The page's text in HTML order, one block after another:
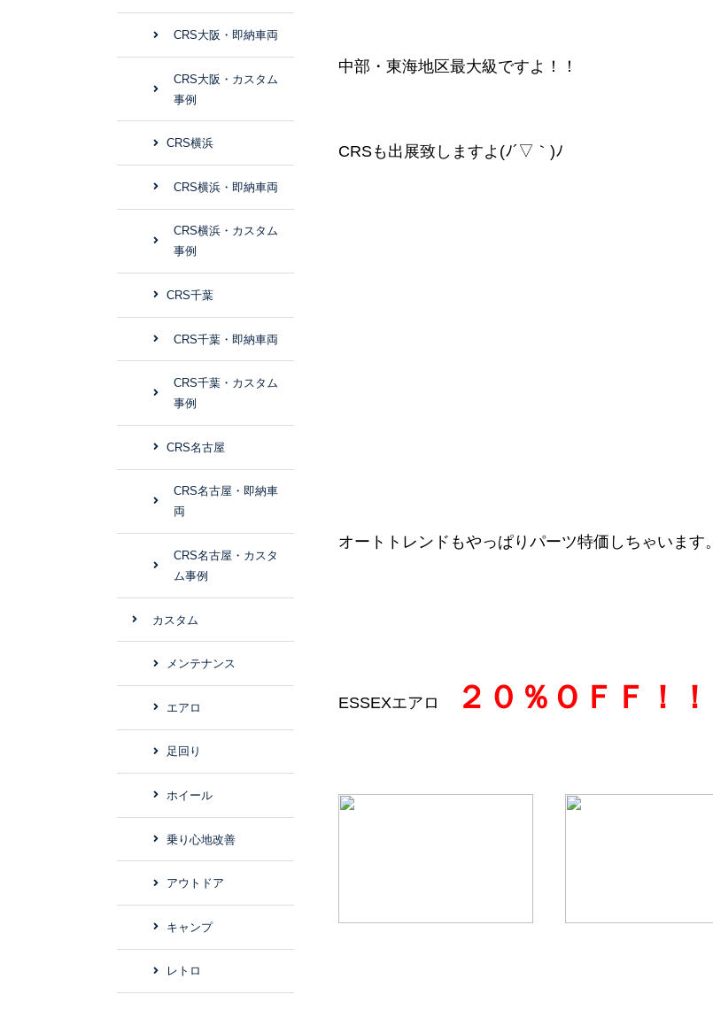
中部・東海地区最大級ですよ！！
CRSも出展致しますよ(ﾉ´▽｀)ﾉ
オートトレンドもやっぱりパーツ特価しちゃいます。
ESSEXエアロ ２０％ＯＦＦ！！
CRS大阪・即納車両
CRS大阪・カスタム
事例
CRS横浜
CRS横浜・即納車両
CRS横浜・カスタム
事例
CRS千葉
CRS千葉・即納車両
CRS千葉・カスタム
事例
CRS名古屋
CRS名古屋・即納車
両
CRS名古屋・カスタ
ム事例
カスタム
メンテナンス
エアロ
足回り
ホイール
乗り心地改善
アウトドア
キャンプ
レトロ